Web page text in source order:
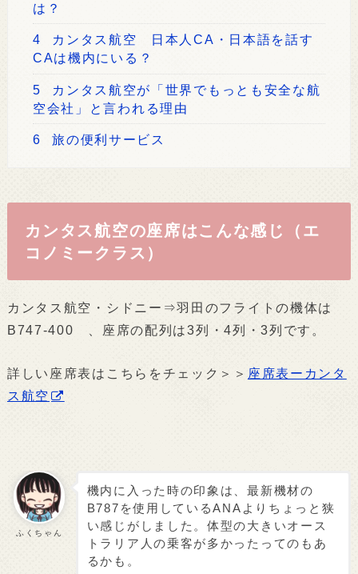
は？
4
カンタス航空 日本人CA・日本語を話す
CAは機内にいる？
5
カンタス航空が「世界でもっとも安全な航
空会社」と言われる理由
6 旅の便利サービス
カンタス航空の座席はこんな感じ（エ
コノミークラス）
カンタス航空・シドニー⇒羽田のフライトの機体は
B747-400 、座席の配列は3列・4列・3列です。
詳しい座席表はこちらをチェック＞＞ 座席表ーカンタ
ス航空
ふくちゃん
機内に入った時の印象は、最新機材の
B787を使用しているANAよりちょっと狭
い感じがしました。体型の大きいオース
トラリア人の乗客が多かったってのもあ
るかも。